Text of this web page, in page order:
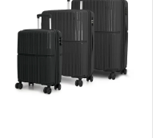
רגישים ויקרים. כמו כן, מגוון
הסט בקלות גם במסועי שדות
המשקל הקל מבטיחים חוויית
הזמן לבחור את הסט שלכם
כאן תמצאו פתרון משתלם, עמיד
העסקית הבאה שלכם תתחיל כמו